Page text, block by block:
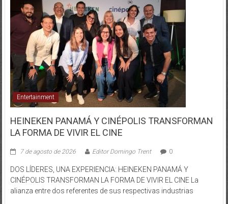
Entertainment
HEINEKEN PANAMÁ Y CINÉPOLIS TRANSFORMAN
LA FORMA DE VIVIR EL CINE
7 de agosto de 2026 Editor Domingo Trent 0
DOS LÍDERES, UNA EXPERIENCIA: HEINEKEN PANAMÁ Y
CINÉPOLIS TRANSFORMAN LA FORMA DE VIVIR EL CINE La
alianza entre dos referentes de sus respectivas industrias